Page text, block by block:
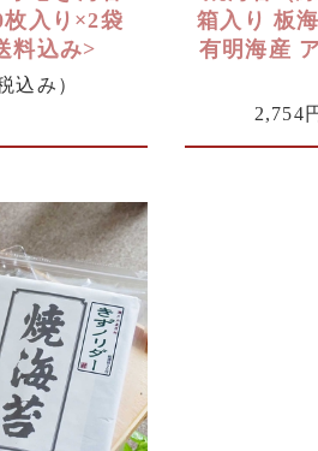
枚入り×2袋
料込み>
込み）
箱入り 板
有明海産
2,754